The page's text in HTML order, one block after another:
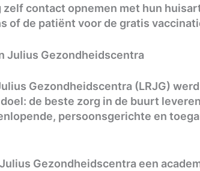
contact opnemen met hun
of de patiënt voor de gratis
Julius Gezondheidscentra
Gezondheidscentra (LRJG)
de beste zorg in de buurt
persoonsgerichte en
Gezondheidscentra een